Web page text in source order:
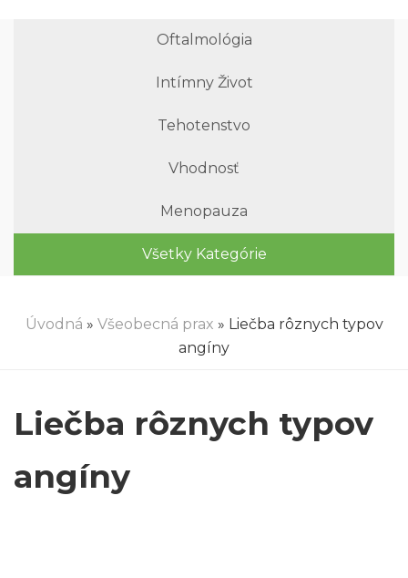
Oftalmológia
Intímny Život
Tehotenstvo
Vhodnosť
Menopauza
Všetky Kategórie
Úvodná » Všeobecná prax » Liečba rôznych typov
angíny
Liečba rôznych typov
angíny